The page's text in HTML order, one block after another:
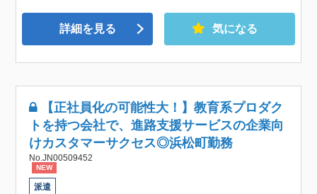
詳細を見る 気になる
【正社員化の可能性大！】教育系プロダク
トを持つ会社で、進路支援サービスの企業向
けカスタマーサクセス◎浜松町勤務
No.JN00509452
NEW
派遣